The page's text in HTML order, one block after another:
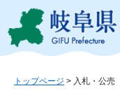
ジ
ュ
トップページ > 入札・公売